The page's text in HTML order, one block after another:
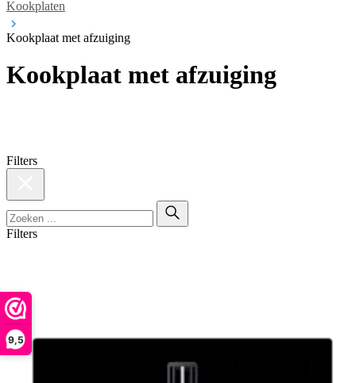
9,5
Kookplaten
Kookplaat met afzuiging
Kookplaat met afzuiging
Filters
Filters